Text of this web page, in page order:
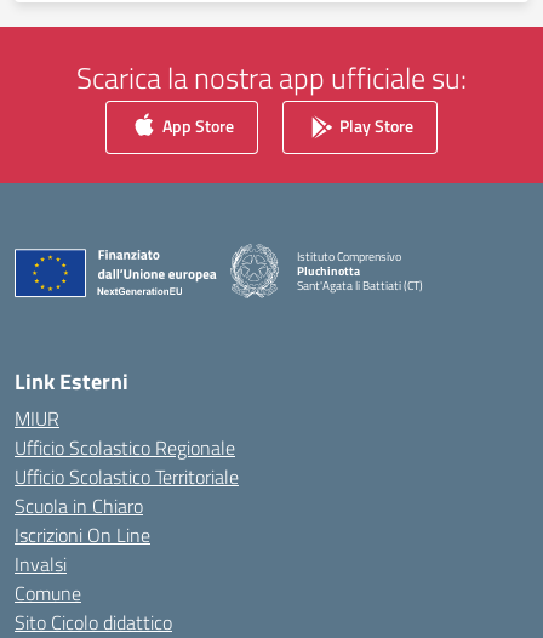
Scarica la nostra app ufficiale su:
App Store Play Store
Istituto Comprensivo
Pluchinotta
Sant'Agata li Battiati (CT)
— Visita la pagina iniziale della scuola
Link Esterni
MIUR
Ufficio Scolastico Regionale
Ufficio Scolastico Territoriale
Scuola in Chiaro
Iscrizioni On Line
Invalsi
Comune
Sito Cicolo didattico